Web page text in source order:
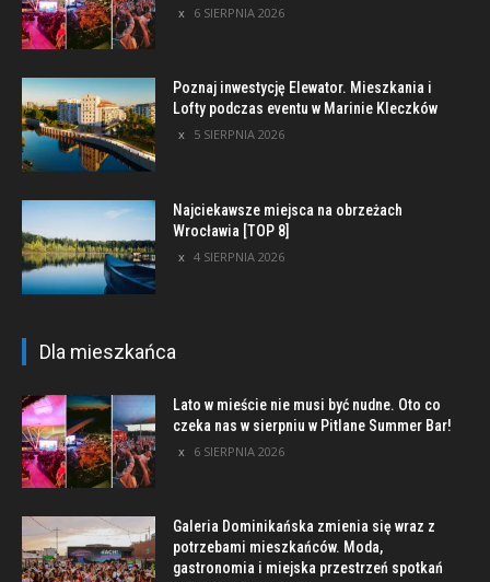
6 SIERPNIA 2026
Poznaj inwestycję Elewator. Mieszkania i
Lofty podczas eventu w Marinie Kleczków
5 SIERPNIA 2026
Najciekawsze miejsca na obrzeżach
Wrocławia [TOP 8]
4 SIERPNIA 2026
Dla mieszkańca
Lato w mieście nie musi być nudne. Oto co
czeka nas w sierpniu w Pitlane Summer Bar!
6 SIERPNIA 2026
Galeria Dominikańska zmienia się wraz z
potrzebami mieszkańców. Moda,
gastronomia i miejska przestrzeń spotkań